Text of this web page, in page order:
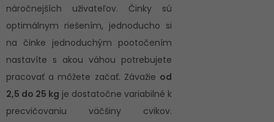
náročnejších uživateľov. Činky sú
optimálnym riešením, jednoducho si
na činke jednoduchým pootočením
nastavíte s akou váhou potrebujete
pracovať a môžete začať. Závažie od
2,5 do 25 kg je dostatočne variabilné k
precvičovaniu väčšiny cvikov.